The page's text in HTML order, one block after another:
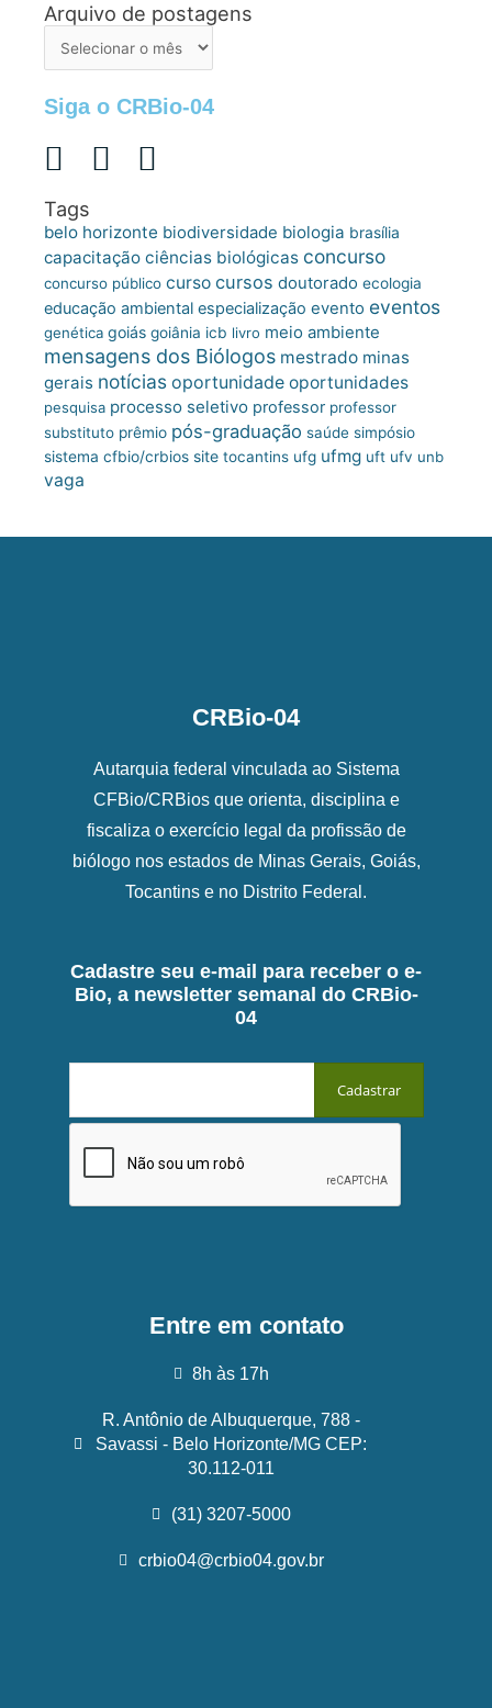
Arquivo de postagens
Arquivo
Siga o CRBio-04
Tags
belo horizonte biodiversidade biologia brasília
capacitação ciências biológicas concurso
concurso público curso cursos doutorado ecologia
educação ambiental especialização evento eventos
genética goiás goiânia icb livro meio ambiente
mensagens dos Biólogos mestrado minas
gerais notícias oportunidade oportunidades
pesquisa processo seletivo professor professor
substituto prêmio pós-graduação saúde simpósio
sistema cfbio/crbios site tocantins ufg ufmg uft ufv unb
vaga
CRBio-04
Autarquia federal vinculada ao Sistema
CFBio/CRBios que orienta, disciplina e
fiscaliza o exercício legal da profissão de
biólogo nos estados de Minas Gerais, Goiás,
Tocantins e no Distrito Federal.
Cadastre seu e-mail para receber o e-
Bio, a newsletter semanal do CRBio-
04
Entre em contato
8h às 17h
R. Antônio de Albuquerque, 788 -
Savassi - Belo Horizonte/MG CEP:
30.112-011
(31) 3207-5000
crbio04@crbio04.gov.br